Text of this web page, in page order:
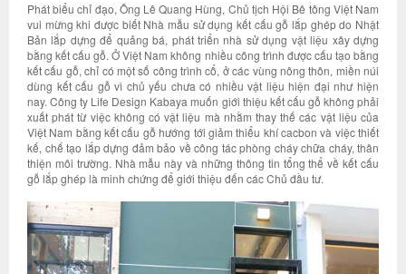
Phát biểu chỉ đạo, Ông Lê Quang Hùng, Chủ tịch Hội Bê tông Việt Nam
vui mừng khi được biết Nhà mẫu sử dụng kết cấu gỗ lắp ghép do Nhật
Bản lắp dựng để quảng bá, phát triển nhà sử dụng vật liệu xây dựng
bằng kết cấu gỗ. Ở Việt Nam không nhiều công trình được cấu tạo bằng
kết cấu gỗ, chỉ có một số công trình cổ, ở các vùng nông thôn, miền núi
dùng kết cấu gỗ vì chủ yếu chưa có nhiều vật liệu hiện đại như hiện
nay. Công ty Life Design Kabaya muốn giới thiệu kết cấu gỗ không phải
xuất phát từ việc không có vật liệu mà nhằm thay thế các vật liệu của
Việt Nam bằng kết cấu gỗ hướng tới giảm thiểu khí cacbon và việc thiết
kế, chế tạo lắp dựng đảm bảo về công tác phòng cháy chữa cháy, thân
thiện môi trường. Nhà mẫu này và những thông tin tổng thể về kết cấu
gỗ lắp ghép là minh chứng để giới thiệu đến các Chủ đầu tư.